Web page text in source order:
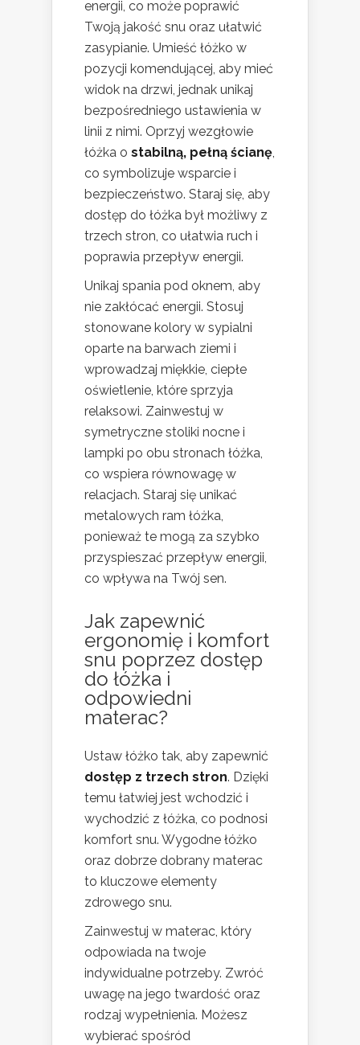
energii, co może poprawić
Twoją jakość snu oraz ułatwić
zasypianie. Umieść łóżko w
pozycji komendującej, aby mieć
widok na drzwi, jednak unikaj
bezpośredniego ustawienia w
linii z nimi. Oprzyj wezgłowie
łóżka o stabilną, pełną ścianę,
co symbolizuje wsparcie i
bezpieczeństwo. Staraj się, aby
dostęp do łóżka był możliwy z
trzech stron, co ułatwia ruch i
poprawia przepływ energii.
Unikaj spania pod oknem, aby
nie zakłócać energii. Stosuj
stonowane kolory w sypialni
oparte na barwach ziemi i
wprowadzaj miękkie, ciepłe
oświetlenie, które sprzyja
relaksowi. Zainwestuj w
symetryczne stoliki nocne i
lampki po obu stronach łóżka,
co wspiera równowagę w
relacjach. Staraj się unikać
metalowych ram łóżka,
ponieważ te mogą za szybko
przyspieszać przepływ energii,
co wpływa na Twój sen.
Jak zapewnić
ergonomię i komfort
snu poprzez dostęp
do łóżka i
odpowiedni
materac?
Ustaw łóżko tak, aby zapewnić
dostęp z trzech stron. Dzięki
temu łatwiej jest wchodzić i
wychodzić z łóżka, co podnosi
komfort snu. Wygodne łóżko
oraz dobrze dobrany materac
to kluczowe elementy
zdrowego snu.
Zainwestuj w materac, który
odpowiada na twoje
indywidualne potrzeby. Zwróć
uwagę na jego twardość oraz
rodzaj wypełnienia. Możesz
wybierać spośród